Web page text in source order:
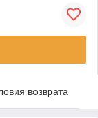
возврата